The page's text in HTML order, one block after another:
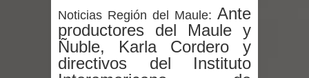
reforzar medidas y consulta oportuna
Matrimonios Linarenses Celebraron
Bodas de Oro
Noticias Región del Maule: Ante
productores del Maule y
Ñuble, Karla Cordero y
directivos del Instituto